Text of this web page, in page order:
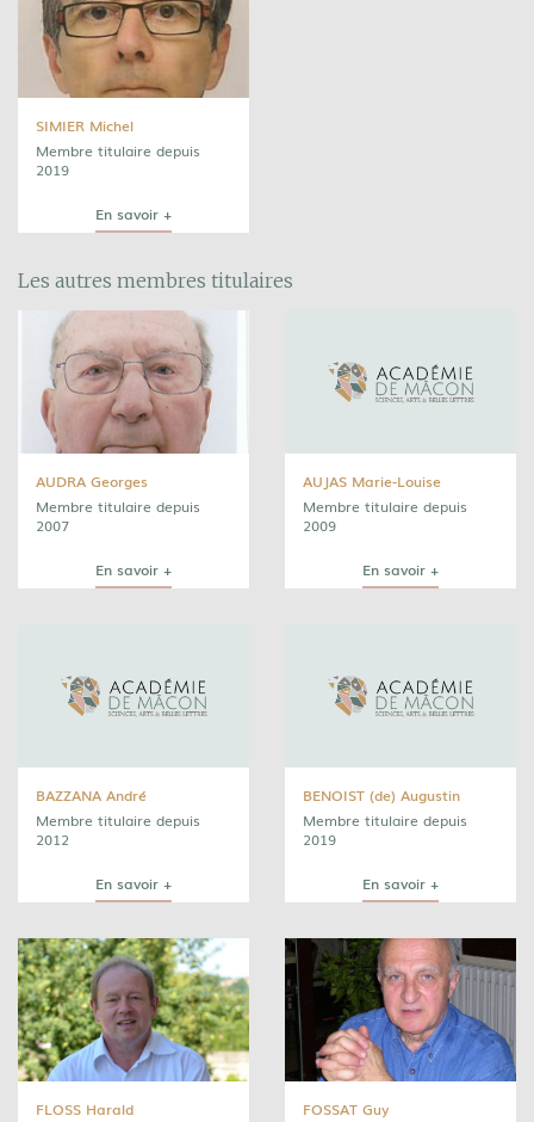
SIMIER Michel
Membre titulaire depuis
2019
En savoir +
Les autres membres titulaires
AUDRA Georges
Membre titulaire depuis
2007
En savoir +
AUJAS Marie-Louise
Membre titulaire depuis
2009
En savoir +
BAZZANA André
Membre titulaire depuis
2012
En savoir +
BENOIST (de) Augustin
Membre titulaire depuis
2019
En savoir +
FLOSS Harald
FOSSAT Guy